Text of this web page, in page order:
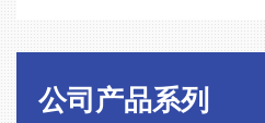
公司产品系列